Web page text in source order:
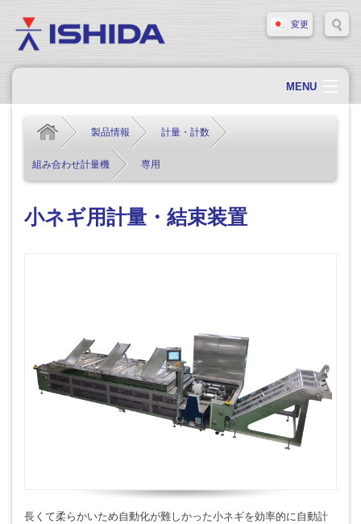
変更
MENU
会社概要
製品情報
お問い合わせ
製品情報 計量・計数
組み合わせ計量機 専用
小ネギ用計量・結束装置
長くて柔らかいため自動化が難しかった小ネギを効率的に自動計